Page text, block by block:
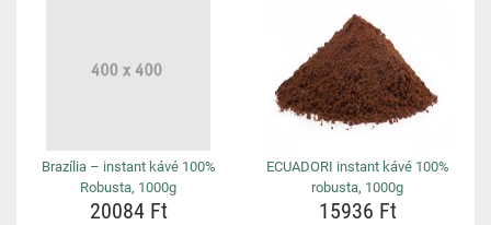
Brazília – instant kávé 100%
Robusta, 1000g
20084 Ft
ECUADORI instant kávé 100%
robusta, 1000g
15936 Ft